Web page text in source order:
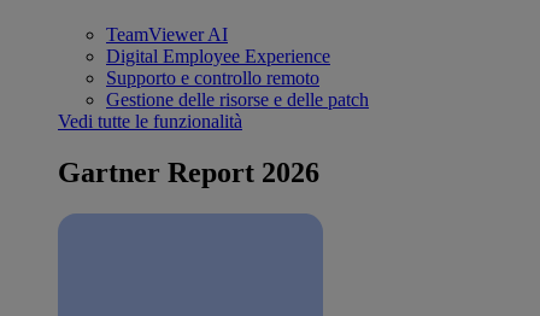
TeamViewer AI
Digital Employee Experience
Supporto e controllo remoto
Gestione delle risorse e delle patch
Vedi tutte le funzionalità
Gartner Report 2026